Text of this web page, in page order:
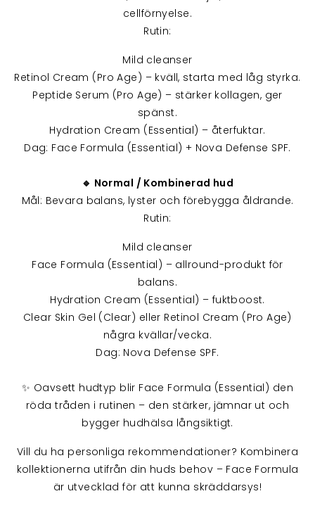
cellförnyelse.
Rutin:
Mild cleanser
Retinol Cream (Pro Age) – kväll, starta med låg styrka.
Peptide Serum (Pro Age) – stärker kollagen, ger
spänst.
Hydration Cream (Essential) – återfuktar.
Dag: Face Formula (Essential) + Nova Defense SPF.
🔹 Normal / Kombinerad hud
Mål: Bevara balans, lyster och förebygga åldrande.
Rutin:
Mild cleanser
Face Formula (Essential) – allround-produkt för
balans.
Hydration Cream (Essential) – fuktboost.
Clear Skin Gel (Clear) eller Retinol Cream (Pro Age)
några kvällar/vecka.
Dag: Nova Defense SPF.
✨ Oavsett hudtyp blir Face Formula (Essential) den
röda tråden i rutinen – den stärker, jämnar ut och
bygger hudhälsa långsiktigt.
Vill du ha personliga rekommendationer? Kombinera
kollektionerna utifrån din huds behov – Face Formula
är utvecklad för att kunna skräddarsys!